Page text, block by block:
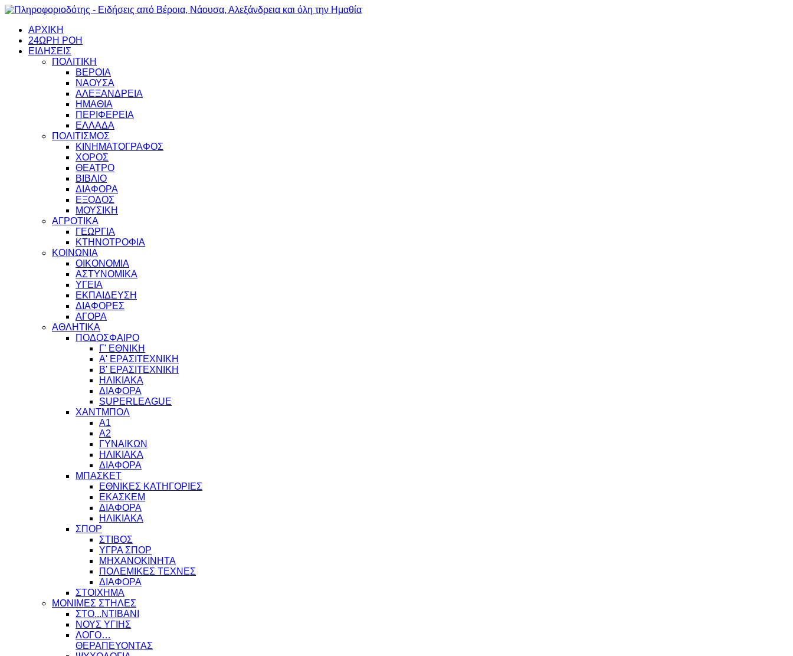
ΑΡΧΙΚΗ
24ΩΡΗ ΡΟΗ
ΕΙΔΗΣΕΙΣ
ΠΟΛΙΤΙΚΗ
ΒΕΡΟΙΑ
ΝΑΟΥΣΑ
ΑΛΕΞΑΝΔΡΕΙΑ
ΗΜΑΘΙΑ
ΠΕΡΙΦΕΡΕΙΑ
ΕΛΛΑΔΑ
ΠΟΛΙΤΙΣΜΟΣ
ΚΙΝΗΜΑΤΟΓΡΑΦΟΣ
ΧΟΡΟΣ
ΘΕΑΤΡΟ
ΒΙΒΛΙΟ
ΔΙΑΦΟΡΑ
ΕΞΟΔΟΣ
ΜΟΥΣΙΚΗ
ΑΓΡΟΤΙΚΑ
ΓΕΩΡΓΙΑ
ΚΤΗΝΟΤΡΟΦΙΑ
ΚΟΙΝΩΝΙΑ
ΟΙΚΟΝΟΜΙΑ
ΑΣΤΥΝΟΜΙΚΑ
ΥΓΕΙΑ
ΕΚΠΑΙΔΕΥΣΗ
ΔΙΑΦΟΡΕΣ
ΑΓΟΡΑ
ΑΘΛΗΤΙΚΑ
ΠΟΔΟΣΦΑΙΡΟ
Γ' ΕΘΝΙΚΗ
Α' ΕΡΑΣΙΤΕΧΝΙΚΗ
Β' ΕΡΑΣΙΤΕΧΝΙΚΗ
ΗΛΙΚΙΑΚΑ
ΔΙΑΦΟΡΑ
SUPERLEAGUE
ΧΑΝΤΜΠΟΛ
Α1
Α2
ΓΥΝΑΙΚΩΝ
ΗΛΙΚΙΑΚΑ
ΔΙΑΦΟΡΑ
ΜΠΑΣΚΕΤ
ΕΘΝΙΚΕΣ ΚΑΤΗΓΟΡΙΕΣ
ΕΚΑΣΚΕΜ
ΔΙΑΦΟΡΑ
ΗΛΙΚΙΑΚΑ
ΣΠΟΡ
ΣΤΙΒΟΣ
ΥΓΡΑ ΣΠΟΡ
ΜΗΧΑΝΟΚΙΝΗΤΑ
ΠΟΛΕΜΙΚΕΣ ΤΕΧΝΕΣ
ΔΙΑΦΟΡΑ
ΣΤΟΙΧΗΜΑ
ΜΟΝΙΜΕΣ ΣΤΗΛΕΣ
ΣΤΟ...ΝΤΙΒΑΝΙ
ΝΟΥΣ ΥΓΙΗΣ
ΛΟΓΟ…
ΘΕΡΑΠΕΥΟΝΤΑΣ